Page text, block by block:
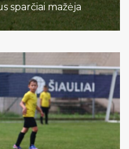
sparčiai mažėja